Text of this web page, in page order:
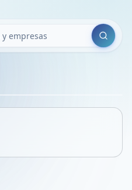
Buscar